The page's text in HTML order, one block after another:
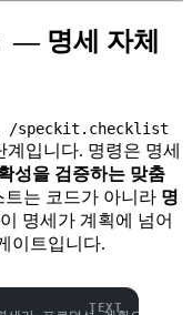
— 명세 자체
/speckit.checklist
입니다. 명령은 명세
성을 검증하는 맞춤
는 코드가 아니라 명
명세가 계획에 넘어
이트입니다.